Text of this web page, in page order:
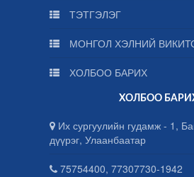
ТЭТГЭЛЭГ
МОНГОЛ ХЭЛНИЙ
ХОЛБОО БАРИХ
ХОЛБОО
Их сургуулийн гудамж - 1,
дүүрэг, Улаанбаатар
75754400, 77307730-1942